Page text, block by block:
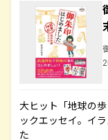
大ヒット「地球の
ックエッセイ。イ
た